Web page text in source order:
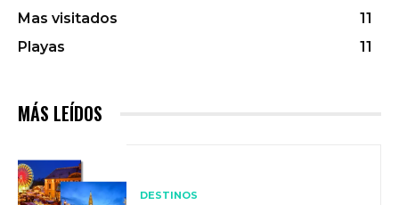
Mas visitados
11
Playas
11
MÁS LEÍDOS
DESTINOS